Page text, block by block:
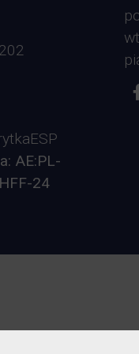
AE:PL-
24
Opieka nad zwierzętami
ROZKŁAD JAZDY